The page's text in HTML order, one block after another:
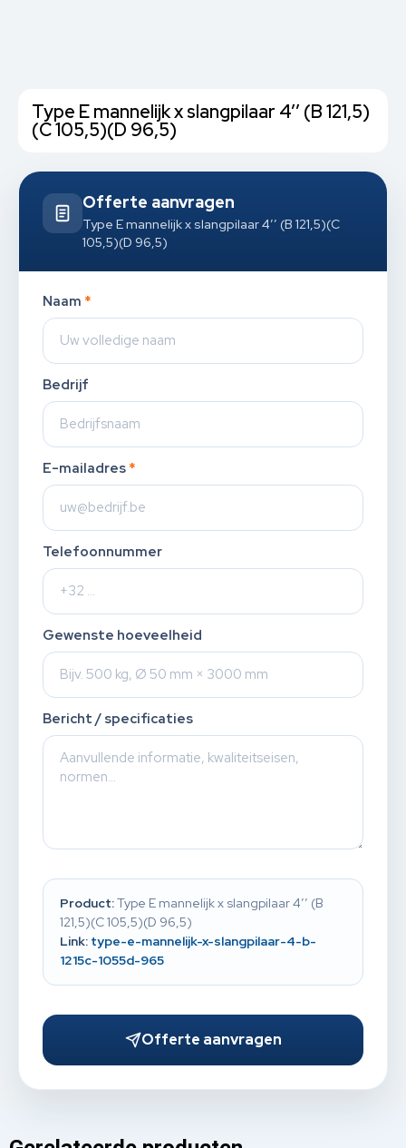
Type E mannelijk x slangpilaar 4’’ (B 121,5)
(C 105,5)(D 96,5)
Offerte aanvragen
Type E mannelijk x slangpilaar 4’’ (B 121,5)(C
105,5)(D 96,5)
Naam *
Bedrijf
E-mailadres *
Telefoonnummer
Gewenste hoeveelheid
Bericht / specificaties
Product:Type E mannelijk x slangpilaar 4’’ (B
121,5)(C 105,5)(D 96,5)
Link: type-e-mannelijk-x-slangpilaar-4-b-
1215c-1055d-965
Offerte aanvragen